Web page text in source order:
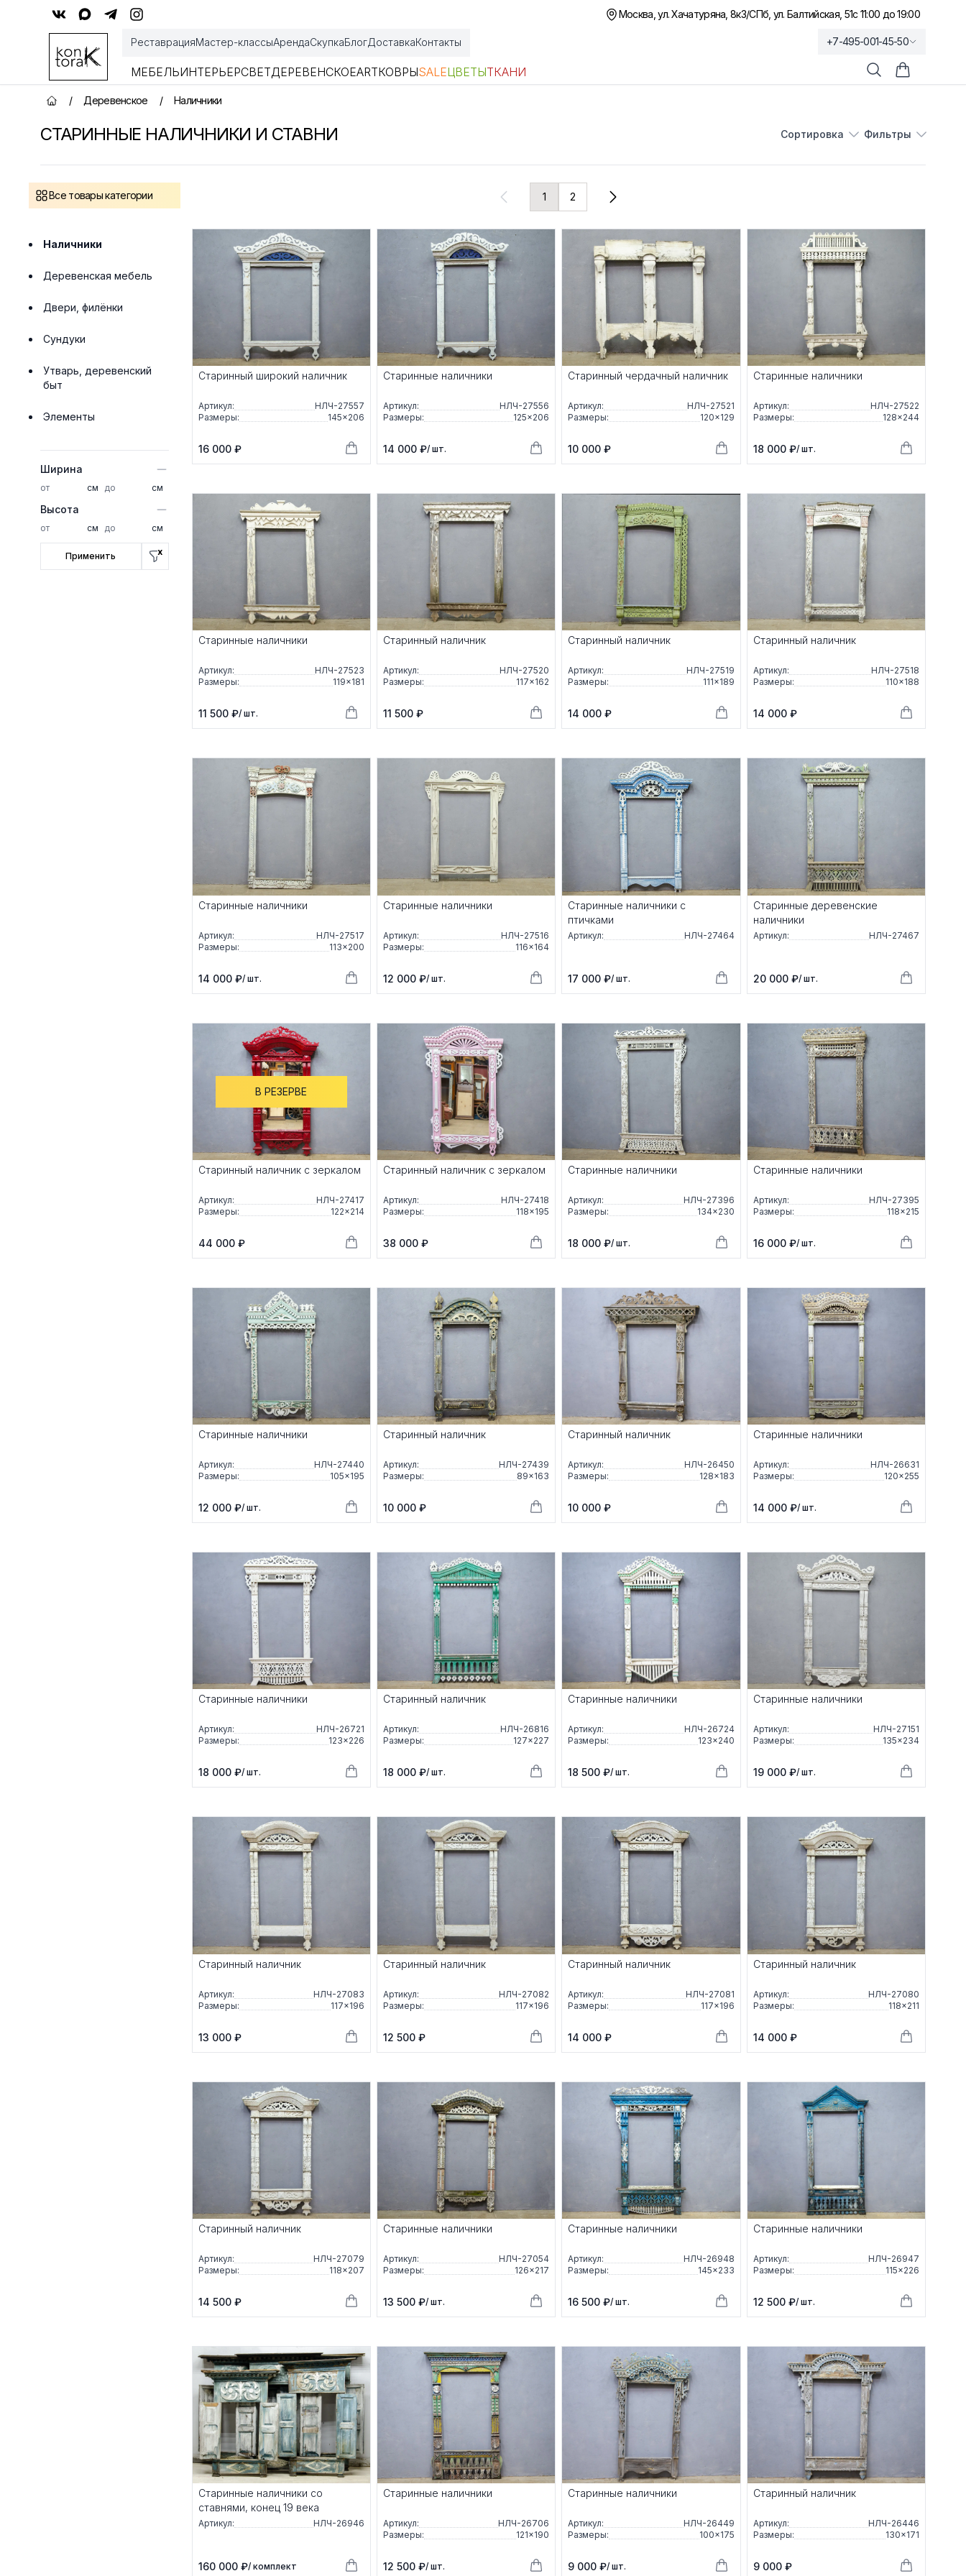
Москва, ул. Хачатуряна, 8к3/СПб, ул. Балтийская, 51с 11:00 до 19:00
РеставрацияМастер-классыАрендаСкупкаБлогДоставкаКонтакты
МЕБЕЛЬИНТЕРЬЕРСВЕТДЕРЕВЕНСКОЕARTКОВРЫSALEЦВЕТЫТКАНИ
+7-495-001-45-50
ПоискКорзина
Главная страница
/ Деревенское / Наличники
СТАРИННЫЕ НАЛИЧНИКИ И СТАВНИ СортировкаСортировкаФильтрыФильтры
Товары
Все товары категории
Наличники
Деревенская мебель
Двери, филёнки
Сундуки
Утварь, деревенский
быт
Элементы
Ширина
см см
Высота
см см
Применить x
1 2
Старинный широкий наличник
Артикул:
НЛЧ-27557
Размеры:
145×206
16 000 ₽
Старинные наличники
Артикул:
НЛЧ-27556
Размеры:
125×206
14 000 ₽/ шт.
Старинный чердачный наличник
Артикул:
НЛЧ-27521
Размеры:
120×129
10 000 ₽
Старинные наличники
Артикул:
НЛЧ-27522
Размеры:
128×244
18 000 ₽/ шт.
Старинные наличники
Артикул:
НЛЧ-27523
Размеры:
119×181
11 500 ₽/ шт.
Старинный наличник
Артикул:
НЛЧ-27520
Размеры:
117×162
11 500 ₽
Старинный наличник
Артикул:
НЛЧ-27519
Размеры:
111×189
14 000 ₽
Старинный наличник
Артикул:
НЛЧ-27518
Размеры:
110×188
14 000 ₽
Старинные наличники
Артикул:
НЛЧ-27517
Размеры:
113×200
14 000 ₽/ шт.
Старинные наличники
Артикул:
НЛЧ-27516
Размеры:
116×164
12 000 ₽/ шт.
Старинные наличники с
птичками
Артикул: НЛЧ-27464
17 000 ₽/ шт.
Старинные деревенские
наличники
Артикул: НЛЧ-27467
20 000 ₽/ шт.
В РЕЗЕРВЕ
Старинный наличник с зеркалом
Артикул:
НЛЧ-27417
Размеры:
122×214
44 000 ₽
Старинный наличник с зеркалом
Артикул:
НЛЧ-27418
Размеры:
118×195
38 000 ₽
Старинные наличники
Артикул:
НЛЧ-27396
Размеры:
134×230
18 000 ₽/ шт.
Старинные наличники
Артикул:
НЛЧ-27395
Размеры:
118×215
16 000 ₽/ шт.
Старинные наличники
Артикул:
НЛЧ-27440
Размеры:
105×195
12 000 ₽/ шт.
Старинный наличник
Артикул:
НЛЧ-27439
Размеры:
89×163
10 000 ₽
Старинный наличник
Артикул:
НЛЧ-26450
Размеры:
128×183
10 000 ₽
Старинные наличники
Артикул:
НЛЧ-26631
Размеры:
120×255
14 000 ₽/ шт.
Старинные наличники
Артикул:
НЛЧ-26721
Размеры:
123×226
18 000 ₽/ шт.
Старинный наличник
Артикул:
НЛЧ-26816
Размеры:
127×227
18 000 ₽/ шт.
Старинные наличники
Артикул:
НЛЧ-26724
Размеры:
123×240
18 500 ₽/ шт.
Старинные наличники
Артикул:
НЛЧ-27151
Размеры:
135×234
19 000 ₽/ шт.
Старинный наличник
Артикул:
НЛЧ-27083
Размеры:
117×196
13 000 ₽
Старинный наличник
Артикул:
НЛЧ-27082
Размеры:
117×196
12 500 ₽
Старинный наличник
Артикул:
НЛЧ-27081
Размеры:
117×196
14 000 ₽
Старинный наличник
Артикул:
НЛЧ-27080
Размеры:
118×211
14 000 ₽
Старинный наличник
Артикул:
НЛЧ-27079
Размеры:
118×207
14 500 ₽
Старинные наличники
Артикул:
НЛЧ-27054
Размеры:
126×217
13 500 ₽/ шт.
Старинные наличники
Артикул:
НЛЧ-26948
Размеры:
145×233
16 500 ₽/ шт.
Старинные наличники
Артикул:
НЛЧ-26947
Размеры:
115×226
12 500 ₽/ шт.
Старинные наличники со
ставнями, конец 19 века
Артикул: НЛЧ-26946
160 000 ₽/ комплект
Старинные наличники
Артикул:
НЛЧ-26706
Размеры:
121×190
12 500 ₽/ шт.
Старинные наличники
Артикул:
НЛЧ-26449
Размеры:
100×175
9 000 ₽/ шт.
Старинный наличник
Артикул:
НЛЧ-26446
Размеры:
130×171
9 000 ₽